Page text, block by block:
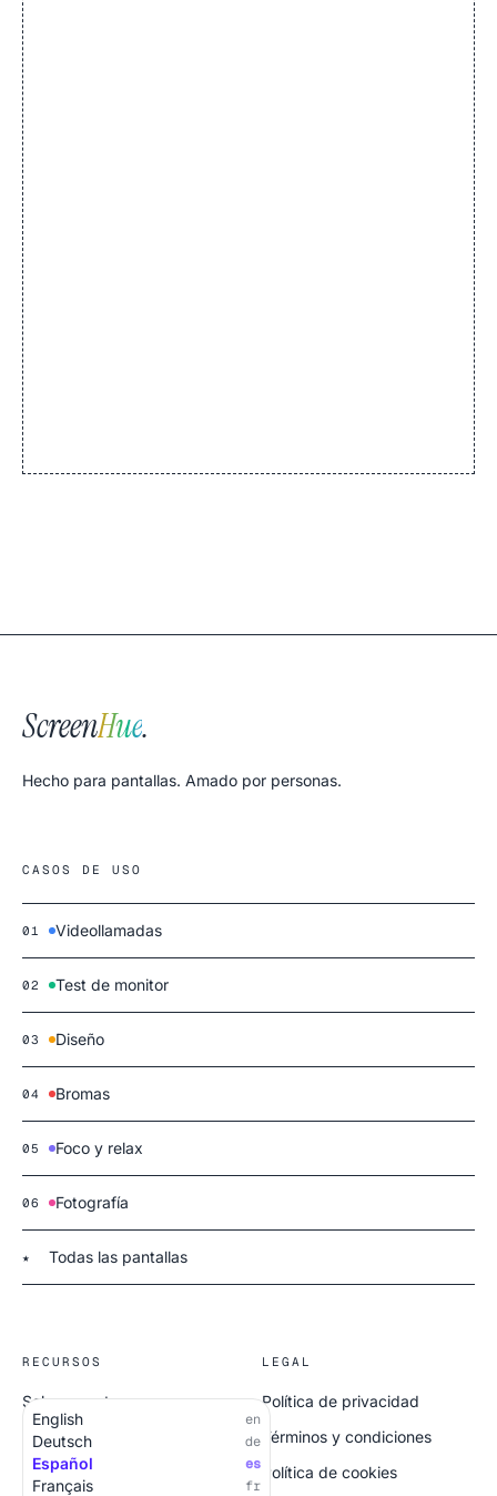
ScreenHue.
Hecho para pantallas. Amado por personas.
CASOS DE USO
01 Videollamadas
02 Test de monitor
03 Diseño
04 Bromas
05 Foco y relax
06 Fotografía
★ Todas las pantallas
RECURSOS
Sobre nosotros
Todas las pantallas
LEGAL
Política de privacidad
Términos y condiciones
Política de cookies
English en
Deutsch de
Español es
Français fr